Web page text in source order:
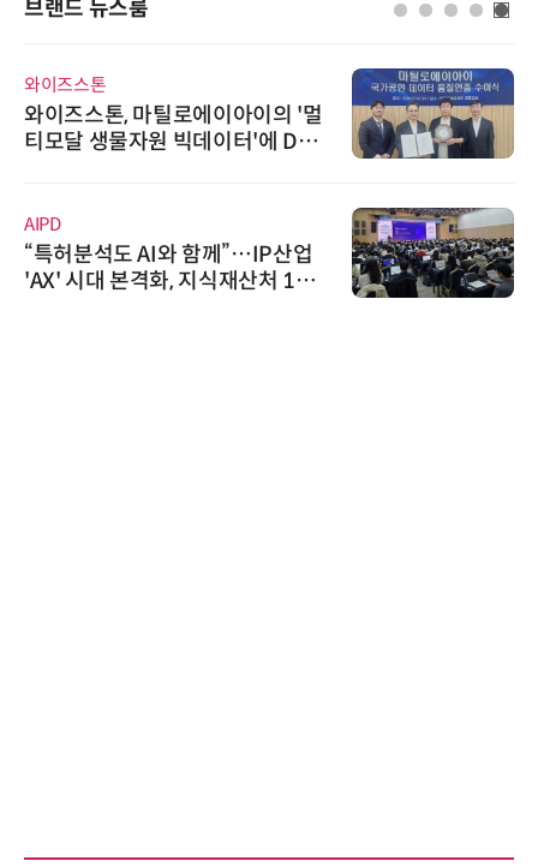
브랜드 뉴스룸
와이즈스톤
와이즈스톤, 마틸로에이아이의 '멀
티모달 생물자원 빅데이터'에 DQ
AIPD
“특허분석도 AI와 함께”…IP산업
'AX' 시대 본격화, 지식재산처 1호